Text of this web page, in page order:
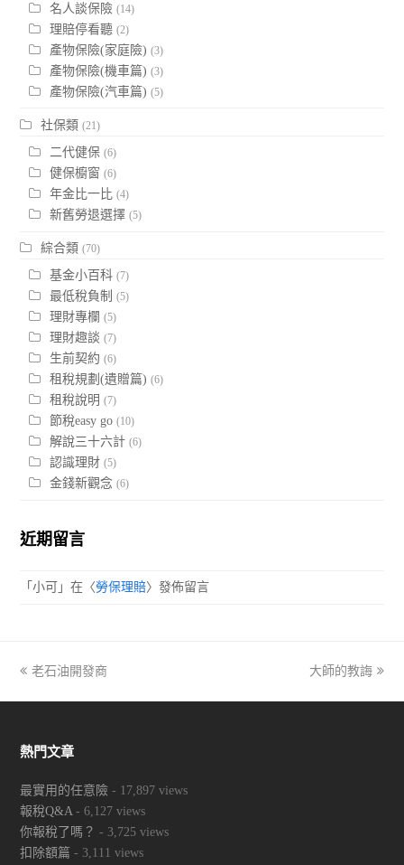
名人談保險 (14)
理賠停看聽 (2)
產物保險(家庭險) (3)
產物保險(機車篇) (3)
產物保險(汽車篇) (5)
社保類 (21)
二代健保 (6)
健保櫥窗 (6)
年金比一比 (4)
新舊勞退選擇 (5)
綜合類 (70)
基金小百科 (7)
最低稅負制 (5)
理財專欄 (5)
理財趣談 (7)
生前契約 (6)
租稅規劃(遺贈篇) (6)
租稅說明 (7)
節稅easy go (10)
解說三十六計 (6)
認識理財 (5)
金錢新觀念 (6)
近期留言
「小可 」在〈勞保理賠〉發佈留言
previous
老石油開發商
next
大師的教誨
熱門文章
最實用的任意險 - 17,897 views
報稅Q&A - 6,127 views
你報稅了嗎？ - 3,725 views
扣除額篇 - 3,111 views